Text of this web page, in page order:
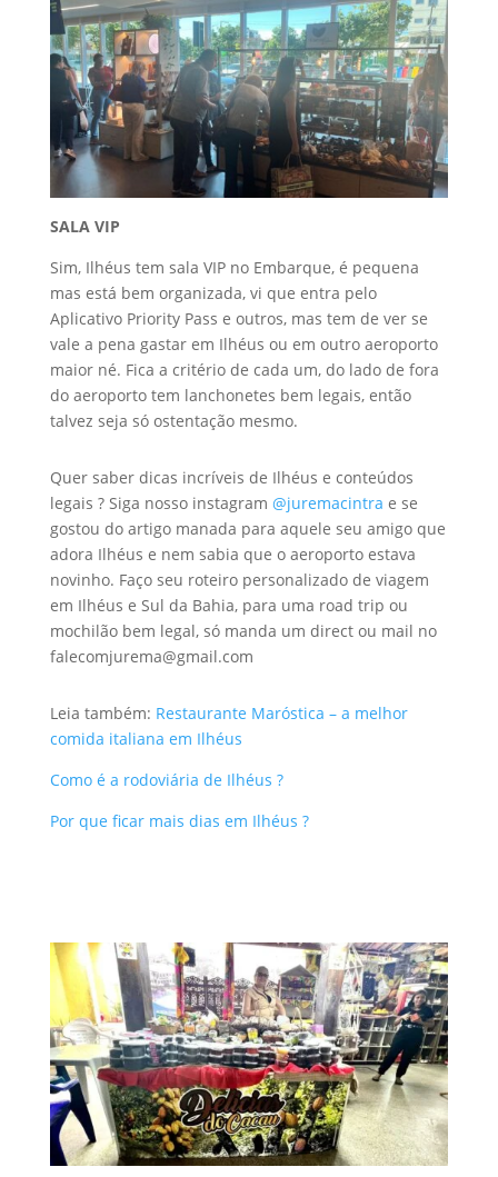
SALA VIP
Sim, Ilhéus tem sala VIP no Embarque, é pequena
mas está bem organizada, vi que entra pelo
Aplicativo Priority Pass e outros, mas tem de ver se
vale a pena gastar em Ilhéus ou em outro aeroporto
maior né. Fica a critério de cada um, do lado de fora
do aeroporto tem lanchonetes bem legais, então
talvez seja só ostentação mesmo.
Quer saber dicas incríveis de Ilhéus e conteúdos
legais ? Siga nosso instagram @juremacintra e se
gostou do artigo manada para aquele seu amigo que
adora Ilhéus e nem sabia que o aeroporto estava
novinho. Faço seu roteiro personalizado de viagem
em Ilhéus e Sul da Bahia, para uma road trip ou
mochilão bem legal, só manda um direct ou mail no
falecomjurema@gmail.com
Leia também: Restaurante Maróstica – a melhor
comida italiana em Ilhéus
Como é a rodoviária de Ilhéus ?
Por que ficar mais dias em Ilhéus ?